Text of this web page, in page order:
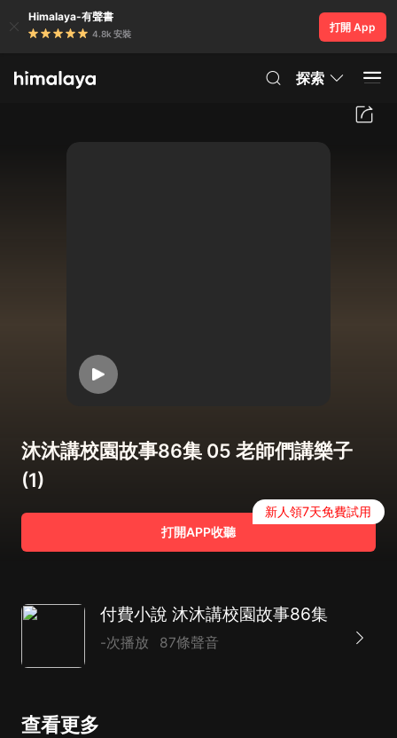
Himalaya-有聲書
4.8k 安裝
打開 App
探索
沐沐講校園故事86集 05 老師們講樂子
(1)
打開APP收聽
新人領7天免費試用
付費小說 沐沐講校園故事86集
-次播放 87條聲音
查看更多